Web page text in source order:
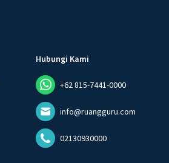
Hubungi Kami
+62 815-7441-0000
info@ruangguru.com
02130930000